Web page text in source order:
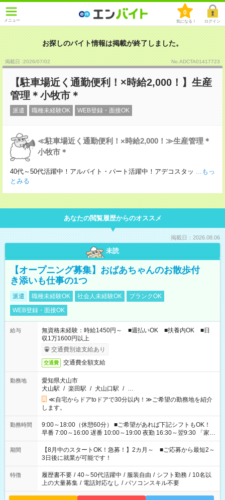
メニュー
0
気になる！ ログイン
お探しのバイト情報は掲載が終了しました。
掲載日 :2026/07/02 No.ADCTA01417723
【駐車場近く通勤便利！×時給2,000！】生産
管理＊小牧市＊
派遣 職種未経験OK WEB登録・面接OK
≪駐車場近く通勤便利！×時給2,000！≫生産管理＊
小牧市＊
40代～50代活躍中！アルバイト・パート活躍中！アデコスタッ ...もっ
とみる
あなたの閲覧履歴からのオススメ
掲載日：2026.08.06
未読
【オープニング募集】おばあちゃんのお散歩付
き添いも仕事の1つ
派遣 職種未経験OK 社会人未経験OK
ブランクOK
WEB登録・面接OK
給与
無資格未経験：時給1450円～ ■週払いOK ■扶養内OK ■日
収1万1600円以上
交通費別途支給あり
交通費 交通費全額支給
勤務地
愛知県犬山市
犬山駅 / 楽田駅 / 犬山口駅 / …
≪自宅からドアtoドアで30分以内！≫ご希望の勤務地を紹介
します。
勤務時間
9:00～18:00（休憩60分） ■ご希望があれば下記シフトもOK！
早番 7:00～16:00 遅番 10:00～19:00 夜勤 16:30～翌9:30 「家族
と休みを合わせたい」 「余裕を持って夕飯の準備がしたい」
「できれば残業はしたくない」 など、ご希望を教えてください
ね。 ※Wワーク希望の方へ 今ご覧のお仕事で希望する勤務時間
と、もう1つのお仕事の勤務時間。 合計で週40時間を超える場
合は応募できません。
期間
【8月中のスタートOK！急募！】2カ月～ ■ご応募から最短2～
3日後に就業が可能です！
特徴 履歴書不要 / 40～50代活躍中 / 服装自由 / シフト勤務 / 10名以
上の大量募集 / 電話対応なし / パソコンスキル不要